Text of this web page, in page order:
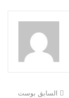
السابق بوست